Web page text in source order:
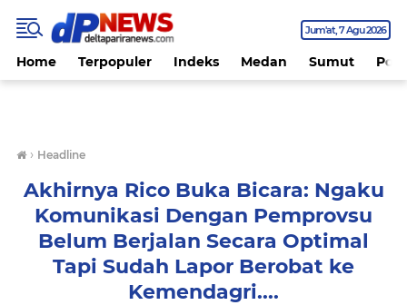
Jum'at 7 Agu 2026
Home Terpopuler Indeks Medan Sumut
› Headline
Akhirnya Rico Buka Bicara: Ngaku
Komunikasi Dengan Pemprovsu
Belum Berjalan Secara Optimal
Tapi Sudah Lapor Berobat ke
Kemendagri....